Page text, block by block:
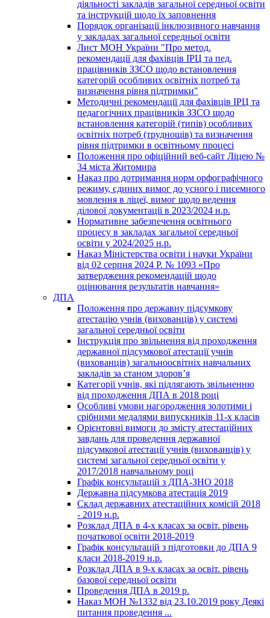
діяльності закладів загальної середньої освіти
та інструкцій щодо їх заповнення
Порядок організації інклюзивного навчання
у закладах загальної середньої освіти
Лист МОН України "Про метод.
рекомендації для фахівців ІРЦ та пед.
працівників ЗЗСО щодо встановлення
категорій особливих освітніх потреб та
визначення рівня підтримки"
Методичні рекомендації для фахівців ІРЦ та
педагогічних працівників ЗЗСО щодо
встановлення категорій (типів) особливих
освітніх потреб (труднощів) та визначення
рівня підтримки в освітньому процесі
Положення про офіційний веб-сайт Ліцею №
34 міста Житомира
Наказ про дотримання норм орфографічного
режиму, єдиних вимог до усного і писемного
мовлення в ліцеї, вимог щодо ведення
ділової документації в 2023/2024 н.р.
Нормативне забезпечення освітнього
процесу в закладах загальної середньої
освіти у 2024/2025 н.р.
Наказ Міністерства освіти і науки України
від 02 серпня 2024 Р. № 1093 «Про
затвердження рекомендацій щодо
оцінювання результатів навчання»
ДПА
Положення про державну підсумкову
атестацію учнів (вихованців) у системі
загальної середньої освіти
Інструкція про звільнення від проходження
державної підсумкової атестації учнів
(вихованців) загальноосвітніх навчальних
закладів за станом здоров’я
Категорії учнів, які підлягають звільненню
від проходження ДПА в 2018 році
Особливі умови нагородження золотими і
срібними медалями випускників 11-х класів
Орієнтовні вимоги до змісту атестаційних
завдань для проведення державної
підсумкової атестації учнів (вихованців) у
системі загальної середньої освіти у
2017/2018 навчальному році
Графік консультацій з ДПА-ЗНО 2018
Державна підсумкова атестація 2019
Склад державних атестаційних комісій 2018
- 2019 н.р.
Розклад ДПА в 4-х класах за освіт. рівень
початкової освіти 2018-2019
Графік консультацій з підготовки до ДПА 9
класи 2018-2019 н.р.
Розклад ДПА в 9-х класах за освіт. рівень
базової середньої освіти
Проведення ДПА в 2019 р.
Наказ МОН №1332 від 23.10.2019 року Деякі
питання проведення ...